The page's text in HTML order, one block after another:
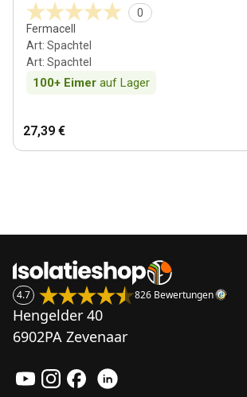
0
Fermacell
Art: Spachtel
Art: Spachtel
100+ Eimer auf Lager
27,39 €
4.7 826 Bewertungen
Hengelder 40
6902PA Zevenaar